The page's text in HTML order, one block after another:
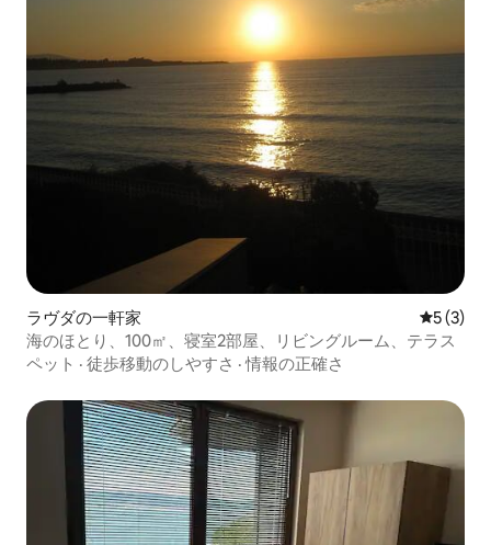
ラヴダの一軒家 レビュー
5 (3)
海のほとり、100㎡、寝室2部屋、リビングルーム、テラス
ペット · 徒歩移動のしやすさ ·情報の正確さ